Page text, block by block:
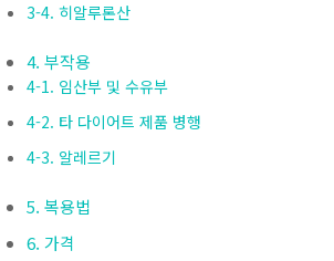
3-4. 히알루론산
4. 부작용
4-1. 임산부 및 수유부
4-2. 타 다이어트 제품 병행
4-3. 알레르기
5. 복용법
6. 가격